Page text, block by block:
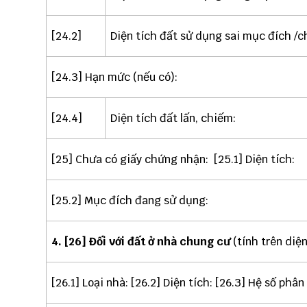
[24.2] Diện tích đất sử dụng sai mục đích /
[24.3] Hạn mức (nếu có):
[24.4] Diện tích đất lấn, chiếm:
[25] Chưa có giấy chứng nhận:  [25.1] Diện tích:
[25.2] Mục đích đang sử dụng:
4. [26] Đối với đất ở nhà chung cư(tính trên
[26.1] Loại nhà: [26.2] Diện tích: [26.3] Hệ số phân